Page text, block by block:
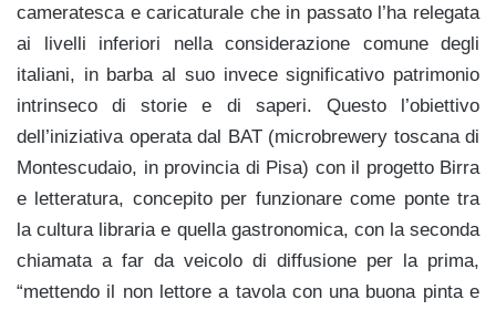
cameratesca e caricaturale che in passato l’ha relegata
ai livelli inferiori nella considerazione comune degli
italiani, in barba al suo invece significativo patrimonio
intrinseco di storie e di saperi. Questo l’obiettivo
dell’iniziativa operata dal BAT (microbrewery toscana di
Montescudaio, in provincia di Pisa) con il progetto Birra
e letteratura, concepito per funzionare come ponte tra
la cultura libraria e quella gastronomica, con la seconda
chiamata a far da veicolo di diffusione per la prima,
“mettendo il non lettore a tavola con una buona pinta e